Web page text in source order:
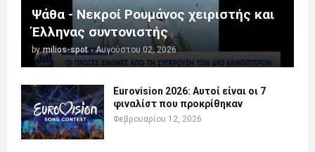
Ψάθα - Νεκροί Ρουμάνος χειριστής και
Έλληνας συντονιστής
by milios-spot - Αυγούστου 02, 2026
Eurovision 2026: Αυτοί είναι οι 7
φιναλίστ που προκρίθηκαν
Φεβρουαρίου 12, 2026